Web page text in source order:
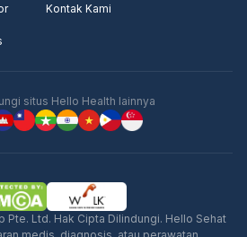
Kontak Kami
situs Hello Health lainnya
Pte. Ltd. Hak Cipta Dilindungi. Hello Sehat